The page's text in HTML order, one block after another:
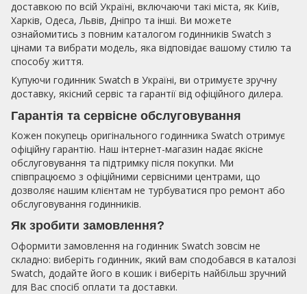
доставкою по всій Україні, включаючи такі міста, як Київ,
Харків, Одеса, Львів, Дніпро та інші. Ви можете
ознайомитись з повним каталогом годинників Swatch з
цінами та вибрати модель, яка відповідає вашому стилю та
способу життя.
Купуючи годинник Swatch в Україні, ви отримуєте зручну
доставку, якісний сервіс та гарантії від офіційного дилера.
Гарантія та сервісне обслуговування
Кожен покупець оригінального годинника Swatch отримує
офіційну гарантію. Наш інтернет-магазин надає якісне
обслуговування та підтримку після покупки. Ми
співпрацюємо з офіційними сервісними центрами, що
дозволяє нашим клієнтам не турбуватися про ремонт або
обслуговування годинників.
Як зробити замовлення?
Оформити замовлення на годинник Swatch зовсім не
складно: виберіть годинник, який вам сподобався в каталозі
Swatch, додайте його в кошик і виберіть найбільш зручний
для Вас спосіб оплати та доставки.